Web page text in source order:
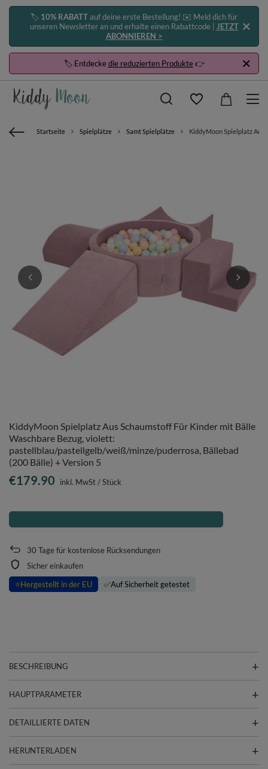
🏷️ 10% RABATTauf deine erste Bestellung! ✉️ Meld dich für
unseren Newsletter an und erhalte einen Rabattcode | JETZT
ABONNIEREN >
🏷️ Entdeckedie reduzierten Produkte👉
Startseite Spielplätze Samt Spielplätze KiddyMoon Spielplatz Aus
KiddyMoon Spielplatz Aus Schaumstoff Für Kinder mit Bälle
Waschbare Bezug, violett:
pastellblau/pastellgelb/weiß/minze/puderrosa, Bällebad
(200 Bälle) + Version 5
€179.90 inkl. MwSt/Stück
30 Tage für kostenlose Rücksendungen
Sicher einkaufen
⭐Hergestellt in der EU ✅Auf Sicherheit getestet
BESCHREIBUNG
HAUPTPARAMETER
DETAILLIERTE DATEN
HERUNTERLADEN